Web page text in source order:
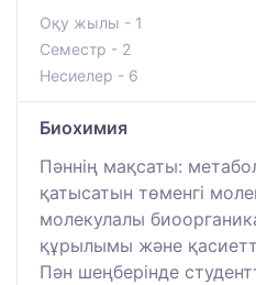
Оқу жылы - 1
Семестр - 2
Несиелер - 6
Биохимия
Пәннің мақсаты:
қатысатын төменгі
молекулалы
құрылымы және
Пән шеңберінде